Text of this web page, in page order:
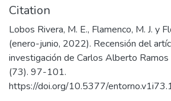
Citation
Lobos Rivera, M. E., Flamenco, M. J. y
(enero-junio, 2022). Recensión del
investigación de Carlos Alberto Ramos
(73). 97-101.
https://doi.org/10.5377/